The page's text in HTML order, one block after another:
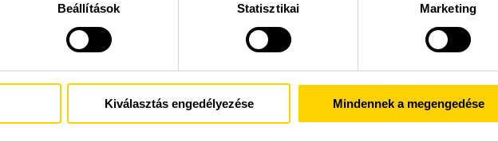
Beállítások Statisztikai Marketing
Kiválasztás engedélyezése Mindennek a megengedése
alkalmazást
használta-e az eTwist alkalmazást.